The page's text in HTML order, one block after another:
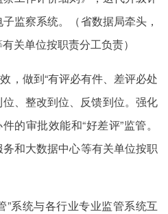
监察系统。（省数据局牵头，
关单位按职责分工负责）
做到“有评必有件、差评必处
位、整改到位、反馈到位。强化
的审批效能和“好差评”监管。
务和大数据中心等有关单位按职
统与各行业专业监管系统互